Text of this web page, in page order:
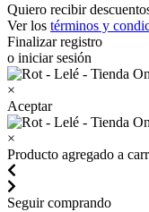
Quiero recibir
Ver los términos y
Finalizar registro
o iniciar sesión
×
Aceptar
×
Producto agregado a
Seguir comprando